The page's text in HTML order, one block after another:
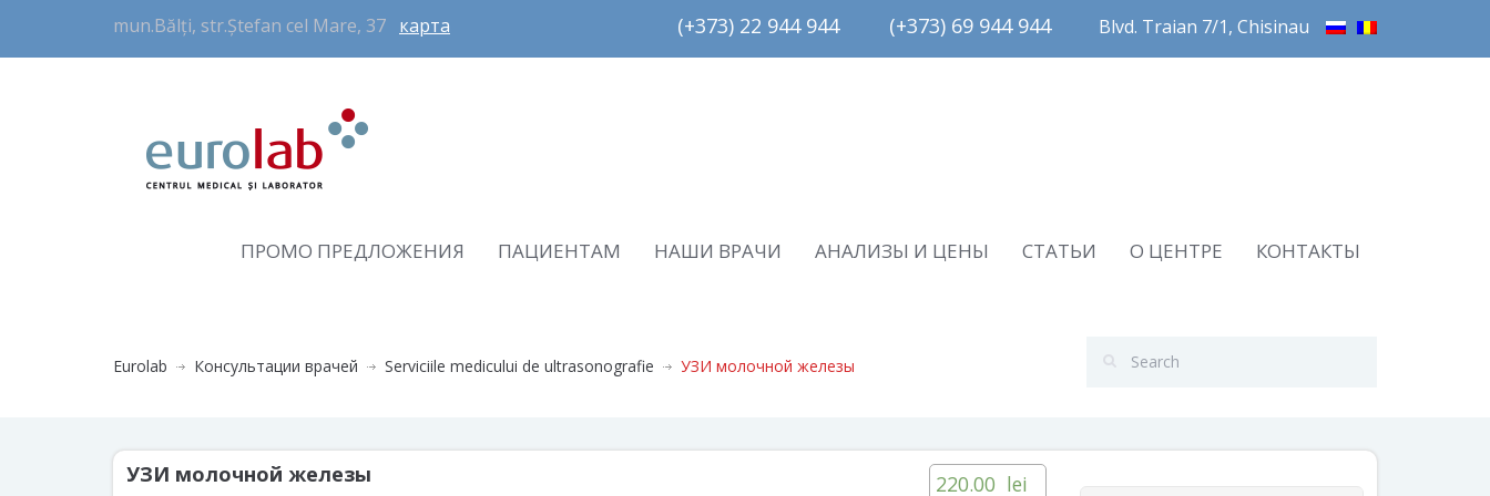
mun.Bălți, str.Ștefan cel Mare, 37 карта (+373) 22 944 944         (+373) 69 944 944 Blvd. Traian 7/1, Chisinau
ПРОМО ПРЕДЛОЖЕНИЯ ПАЦИЕНТАМ НАШИ ВРАЧИ АНАЛИЗЫ И ЦЕНЫ СТАТЬИ О ЦЕНТРЕ КОНТАКТЫ
Eurolab Консультации врачей Serviciile medicului de ultrasonografie УЗИ молочной железы
220.00 lei
УЗИ молочной железы